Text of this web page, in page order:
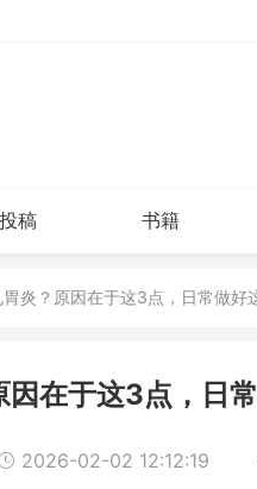
投稿 书籍
炎？原因在于这3点，日常做好
在于这3点，日
2026-02-02 12:12:19